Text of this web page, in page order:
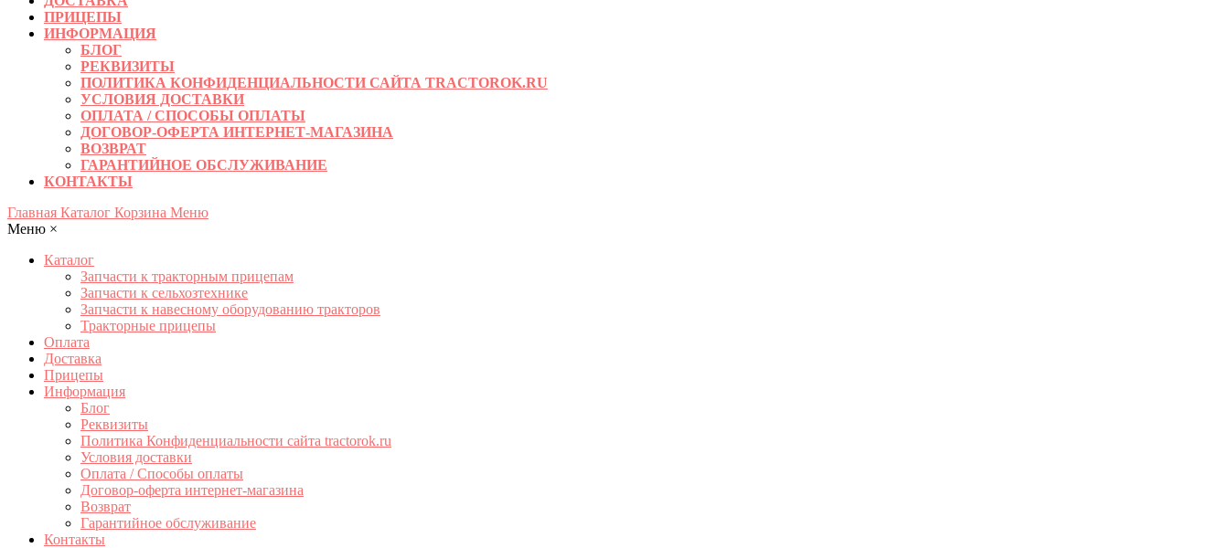
ПРИЦЕПЫ
ИНФОРМАЦИЯ
БЛОГ
РЕКВИЗИТЫ
ПОЛИТИКА КОНФИДЕНЦИАЛЬНОСТИ САЙТА TRACTOROK.RU
УСЛОВИЯ ДОСТАВКИ
ОПЛАТА / СПОСОБЫ ОПЛАТЫ
ДОГОВОР-ОФЕРТА ИНТЕРНЕТ-МАГАЗИНА
ВОЗВРАТ
ГАРАНТИЙНОЕ ОБСЛУЖИВАНИЕ
КОНТАКТЫ
Главная Каталог Корзина Меню
Меню ×
Каталог
Запчасти к тракторным прицепам
Запчасти к сельхозтехнике
Запчасти к навесному оборудованию тракторов
Тракторные прицепы
Оплата
Доставка
Прицепы
Информация
Блог
Реквизиты
Политика Конфиденциальности сайта tractorok.ru
Условия доставки
Оплата / Способы оплаты
Договор-оферта интернет-магазина
Возврат
Гарантийное обслуживание
Контакты